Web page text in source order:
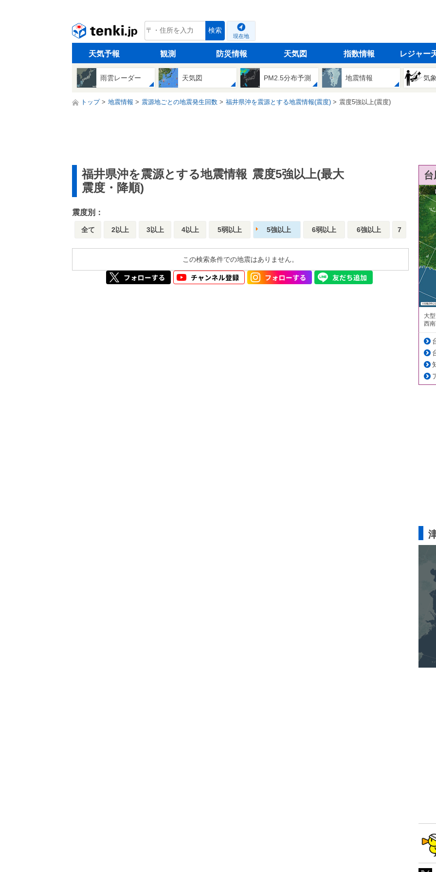
tenki.jp 検索
現在地
天気予報 観測 防災情報 天気図 指数情報 レジャー
雨雲レーダー 天気図 PM2.5分布予測 地震情報 気
トップ 地震情報 震源地ごとの地震発生回数 福井県沖を震源とする地震情報(震度) 震度5強以上(震度)
福井県沖を震源とする地震情報 震度5強以上(最大
震度・降順)
震度別：
全て 2以上 3以上 4以上 5弱以上 5強以上 6弱以上 6強以上 7
この検索条件での地震はありません。
大
西